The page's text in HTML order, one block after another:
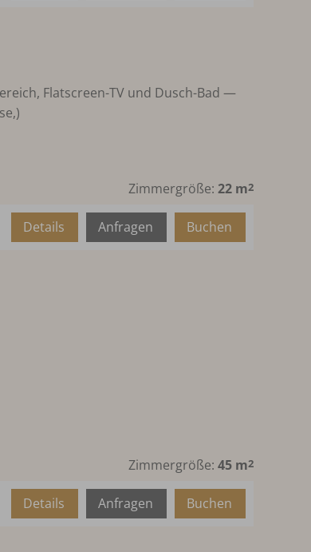
Flatscreen-TV und Dusch-Bad —
Zimmergröße: 22 m2
Buchen
Anfragen
Details
Zimmergröße: 45 m2
Buchen
Anfragen
Details